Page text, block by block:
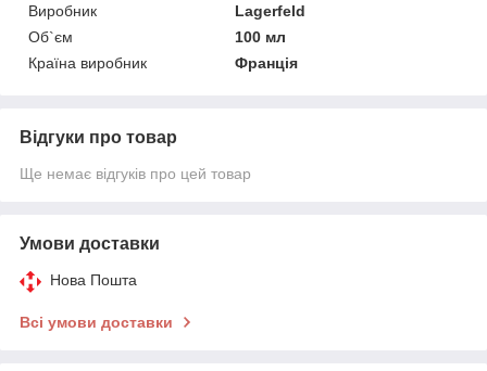
Виробник
Lagerfeld
Об`єм
100 мл
Країна виробник
Франція
Відгуки про товар
Ще немає відгуків про цей товар
Умови доставки
Нова Пошта
Всі умови доставки